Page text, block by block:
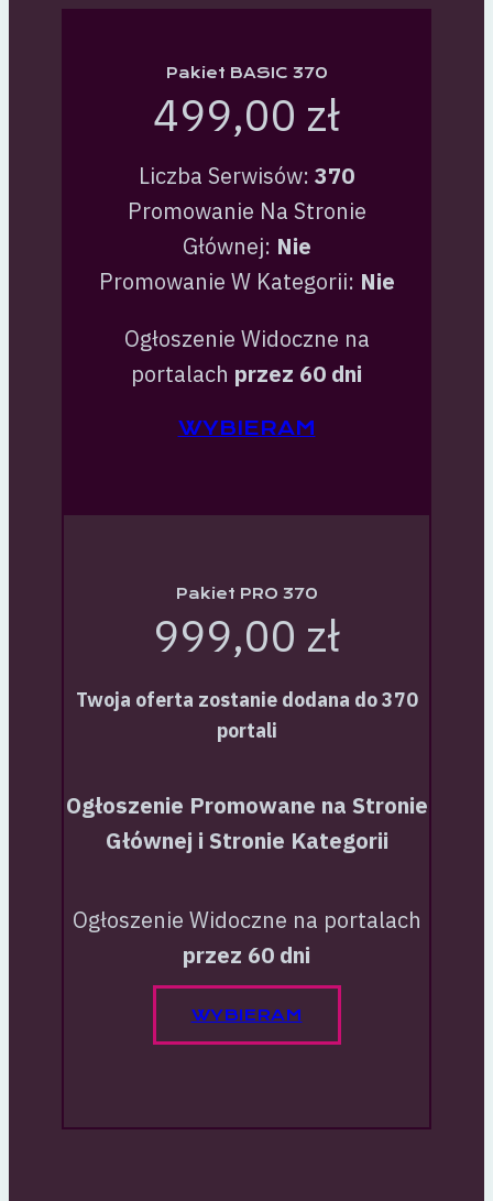
Pakiet BASIC 370
499,00 zł
Liczba Serwisów: 370
Promowanie Na Stronie
Głównej: Nie
Promowanie W Kategorii: Nie
Ogłoszenie Widoczne na
portalach przez 60 dni
WYBIERAM
Pakiet PRO 370
999,00 zł
Twoja oferta zostanie dodana do 370
portali
Ogłoszenie Promowane na Stronie
Głównej i Stronie Kategorii
Ogłoszenie Widoczne na portalach
przez 60 dni
WYBIERAM